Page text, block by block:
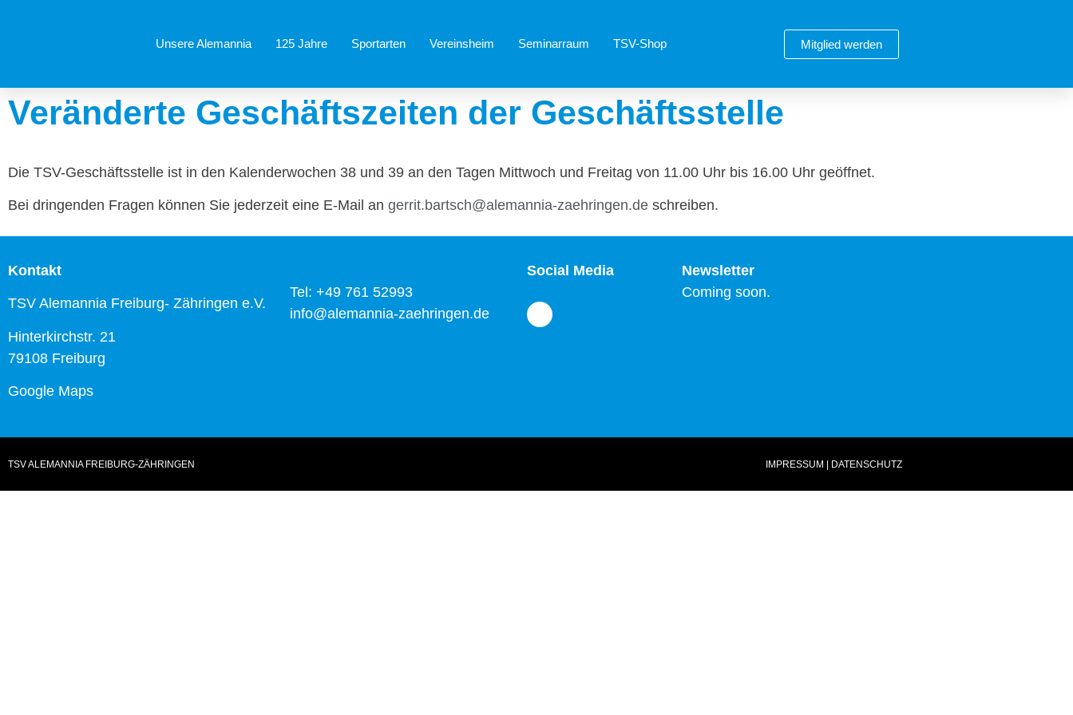
Unsere Alemannia 125 Jahre Sportarten Vereinsheim Seminarraum TSV-Shop Mitglied werden
Veränderte Geschäftszeiten der Geschäftsstelle
Die TSV-Geschäftsstelle ist in den Kalenderwochen 38 und 39 an den Tagen Mittwoch und Freitag von 11.00 Uhr bis 16.00 Uhr geöffnet.
Bei dringenden Fragen können Sie jederzeit eine E-Mail an gerrit.bartsch@alemannia-zaehringen.de schreiben.
Kontakt
TSV Alemannia Freiburg- Zähringen e.V.
Hinterkirchstr. 21
79108 Freiburg
Google Maps
Tel: +49 761 52993
info@alemannia-zaehringen.de
Social Media
Newsletter
Coming soon.
TSV ALEMANNIA FREIBURG-ZÄHRINGEN IMPRESSUM | DATENSCHUTZ